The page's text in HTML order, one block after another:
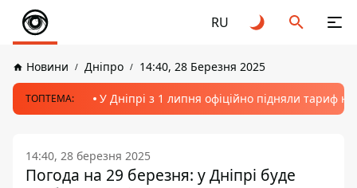
RU
Новини Дніпро 14:40, 28 Березня 2025
ТОПТЕМА: У Дніпрі з 1 липня офіційно підняли тариф
14:40, 28 березня 2025
Погода на 29 березня: у Дніпрі буде